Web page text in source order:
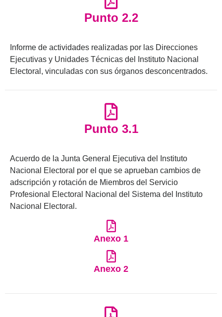
Punto 2.2
Informe de actividades realizadas por las Direcciones
Ejecutivas y Unidades Técnicas del Instituto Nacional
Electoral, vinculadas con sus órganos desconcentrados.
Punto 3.1
Acuerdo de la Junta General Ejecutiva del Instituto
Nacional Electoral por el que se aprueban cambios de
adscripción y rotación de Miembros del Servicio
Profesional Electoral Nacional del Sistema del Instituto
Nacional Electoral.
Anexo 1
Anexo 2